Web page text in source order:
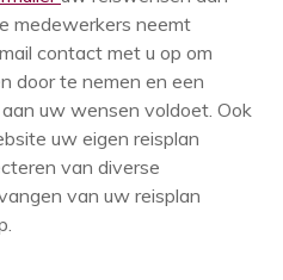
medewerkers neemt
contact met u op om
door te nemen en een
uw wensen voldoet. Ook
uw eigen reisplan
van diverse
van uw reisplan